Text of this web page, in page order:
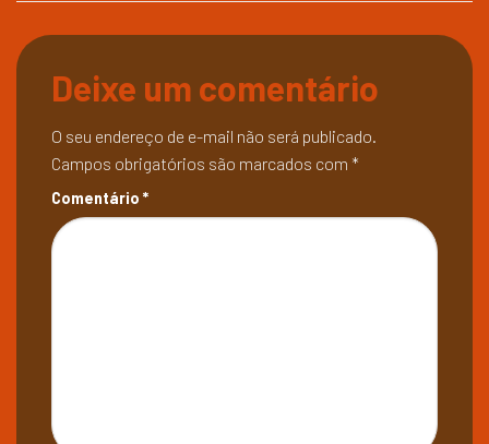
Deixe um comentário
O seu endereço de e-mail não será publicado.
Campos obrigatórios são marcados com *
Comentário *